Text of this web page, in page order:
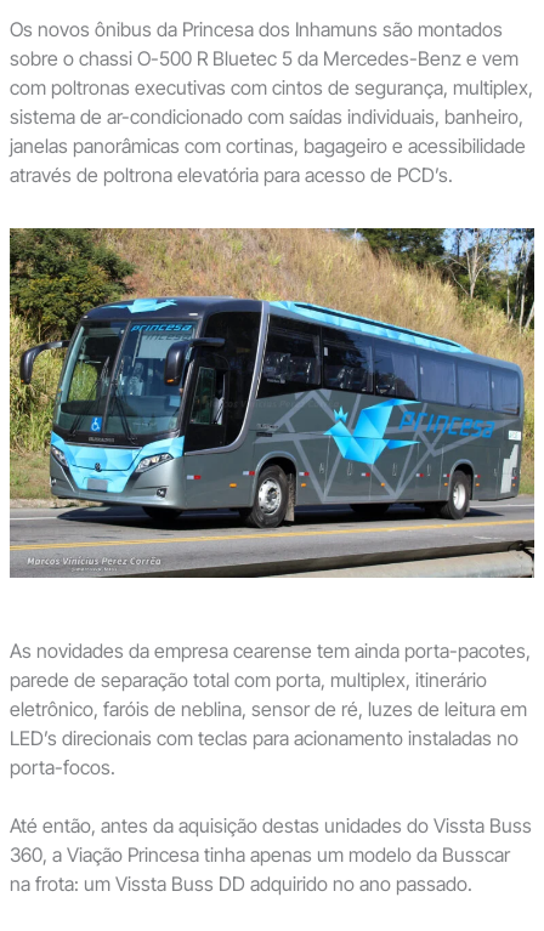
Os novos ônibus da Princesa dos Inhamuns são montados
sobre o chassi O-500 R Bluetec 5 da Mercedes-Benz e vem
com poltronas executivas com cintos de segurança, multiplex,
sistema de ar-condicionado com saídas individuais, banheiro,
janelas panorâmicas com cortinas, bagageiro e acessibilidade
através de poltrona elevatória para acesso de PCD’s.
As novidades da empresa cearense tem ainda porta-pacotes,
parede de separação total com porta, multiplex, itinerário
eletrônico, faróis de neblina, sensor de ré, luzes de leitura em
LED’s direcionais com teclas para acionamento instaladas no
porta-focos.
Até então, antes da aquisição destas unidades do Vissta Buss
360, a Viação Princesa tinha apenas um modelo da Busscar
na frota: um Vissta Buss DD adquirido no ano passado.